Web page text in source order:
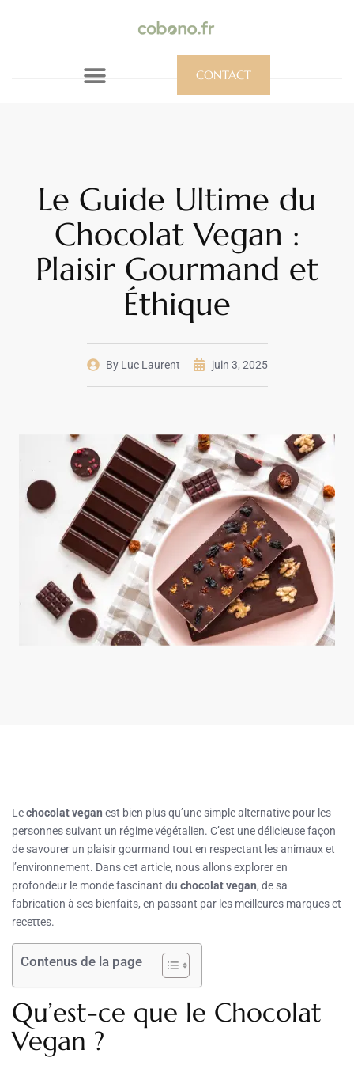
CONTACT
Le Guide Ultime du
Chocolat Vegan :
Plaisir Gourmand et
Éthique
ByLuc Laurent juin 3, 2025
Lechocolat vegan est bien plus qu’une simple alternative pour les
personnes suivant un régime végétalien. C’est une délicieuse façon
de savourer un plaisir gourmand tout en respectant les animaux et
l’environnement. Dans cet article, nous allons explorer en
profondeur le monde fascinant du chocolat vegan, de sa
fabrication à ses bienfaits, en passant par les meilleures marques et
recettes.
Contenus de la page
Qu’est-ce que le Chocolat
Vegan ?